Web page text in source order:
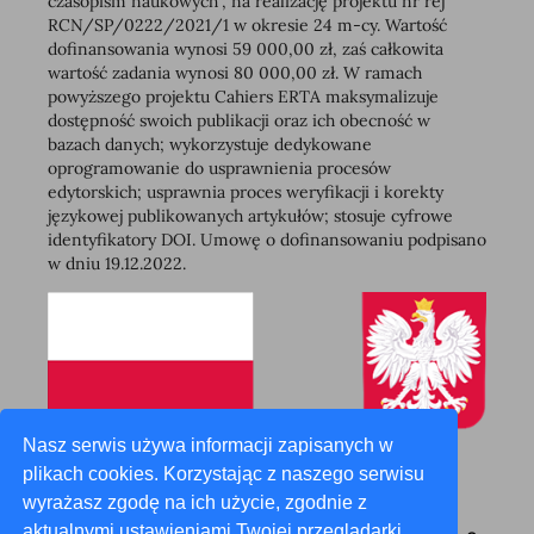
Nasz serwis używa informacji zapisanych w
plikach cookies. Korzystając z naszego serwisu
wyrażasz zgodę na ich użycie, zgodnie z
RCN/SP/0222/2021/1 w okresie 24 m-cy. Wartość
dofinansowania wynosi 59 000,00 zł, zaś całkowita
wartość zadania wynosi 80 000,00 zł. W ramach
powyższego projektu Cahiers ERTA maksymalizuje
dostępność swoich publikacji oraz ich obecność w
bazach danych; wykorzystuje dedykowane
oprogramowanie do usprawnienia procesów
edytorskich; usprawnia proces weryfikacji i korekty
językowej publikowanych artykułów; stosuje cyfrowe
identyfikatory DOI. Umowę o dofinansowaniu podpisano
w dniu 19.12.2022.